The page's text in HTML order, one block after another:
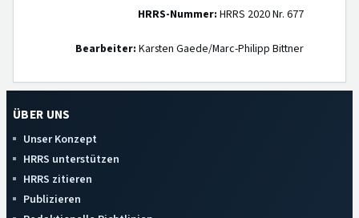
HRRS-Nummer: HRRS 2020 Nr. 677
Bearbeiter: Karsten Gaede/Marc-Philipp Bittner
ÜBER UNS
Unser Konzept
HRRS unterstützen
HRRS zitieren
Publizieren